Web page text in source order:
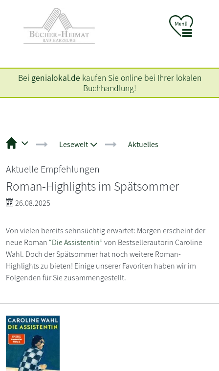
Bei genialokal.de kaufen Sie online bei Ihrer lokalen
Buchhandlung!
Lesewelt Aktuelles
Aktuelle Empfehlungen
Roman-Highlights im Spätsommer
26.08.2025
Von vielen bereits sehnsüchtig erwartet: Morgen erscheint der
neue Roman “Die Assistentin”von Bestsellerautorin Caroline
Wahl. Doch der Spätsommer hat noch weitere Roman-
Highlights zu bieten! Einige unserer Favoriten haben wir im
Folgenden für Sie zusammengestellt.